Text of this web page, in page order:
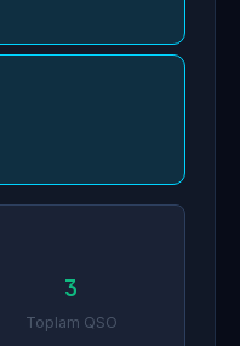
3
Toplam QSO